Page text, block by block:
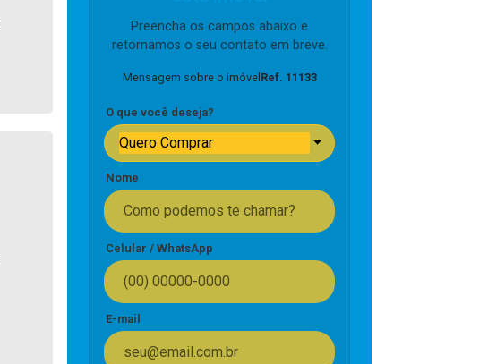
Preencha os campos abaixo e
retornamos o seu contato em breve.
Mensagem sobre o imóvel Ref. 11133
O que você deseja?
Quero Comprar
Nome
Celular / WhatsApp
E-mail